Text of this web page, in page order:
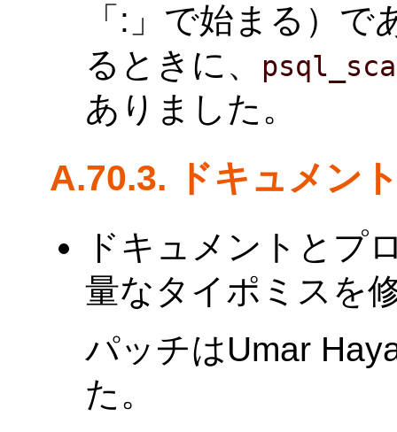
「:」で始まる）
るときに、
ありました。
A.70.3. ドキュメン
ドキュメントとプ
量なタイポミスを
パッチはUmar
た。